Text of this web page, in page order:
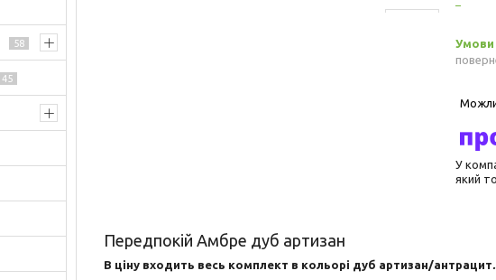
У
який
Передпокій Амбре дуб артизан
В ціну входить весь комплект в кольорі дуб артизан/антрацит
58
45